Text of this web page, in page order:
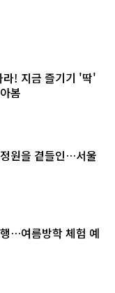
라! 지금 즐기기 '딱'
봄
원을 곁들인…서울
…여름방학 체험 예